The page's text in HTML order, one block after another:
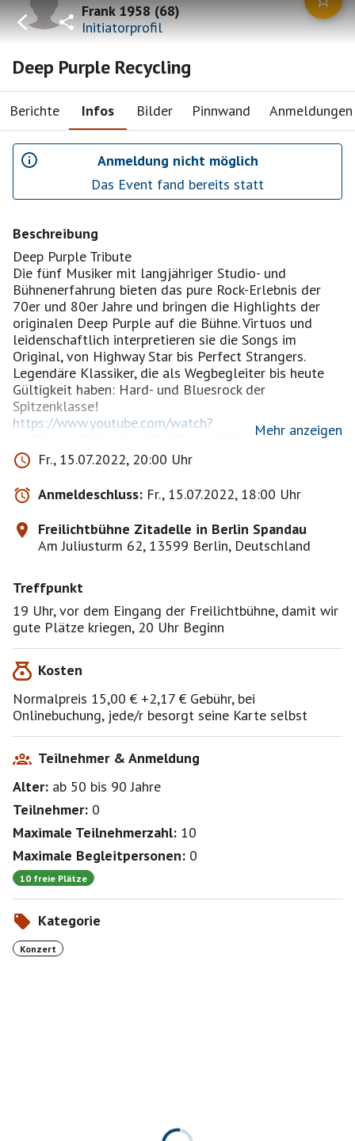
Frank 1958(68)
Initiatorprofil
Deep Purple Recycling
Berichte Infos Bilder Pinnwand Anmeldungen
Anmeldung nicht möglich
Das Event fand bereits statt
Beschreibung
Deep Purple Tribute
Die fünf Musiker mit langjähriger Studio- und
Bühnenerfahrung bieten das pure Rock-Erlebnis der
70er und 80er Jahre und bringen die Highlights der
originalen Deep Purple auf die Bühne. Virtuos und
leidenschaftlich interpretieren sie die Songs im
Original, von Highway Star bis Perfect Strangers.
Legendäre Klassiker, die als Wegbegleiter bis heute
Gültigkeit haben: Hard- und Bluesrock der
https://www.youtube.com/watch?
v=dTztwvc3Xfs&list=RDdTztwvc3Xfs&start_radio=1
&rv=dTztwvc3Xfs&t=27
Um zur Freilichtbühne zu kommen, hält man sich vor
der Brücke die auf die Zitadelle führt rechts und folgt
Mehr anzeigen
Fr., 15.07.2022, 20:00 Uhr
Anmeldeschluss: Fr., 15.07.2022, 18:00 Uhr
Freilichtbühne Zitadelle in Berlin Spandau
Am Juliusturm 62, 13599 Berlin, Deutschland
Treffpunkt
19 Uhr, vor dem Eingang der Freilichtbühne, damit wir
gute Plätze kriegen, 20 Uhr Beginn
Kosten
Normalpreis 15,00 € +2,17 € Gebühr, bei
Onlinebuchung, jede/r besorgt seine Karte selbst
Teilnehmer & Anmeldung
Alter: ab 50 bis 90Jahre
Teilnehmer: 0
Maximale Teilnehmerzahl: 10
Maximale Begleitpersonen: 0
10 freie Plätze
Kategorie
Konzert